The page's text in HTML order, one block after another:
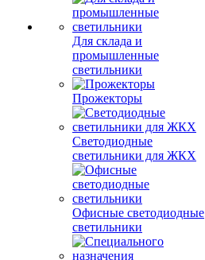
Для склада и
промышленные
светильники
Прожекторы
Светодиодные
светильники для ЖКХ
Офисные светодиодные
светильники